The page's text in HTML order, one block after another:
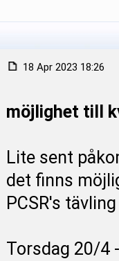
18 Apr 2023 18:26
möjlighet till
Lite sent
det finns
PCSR's
Torsdag 20/4 -